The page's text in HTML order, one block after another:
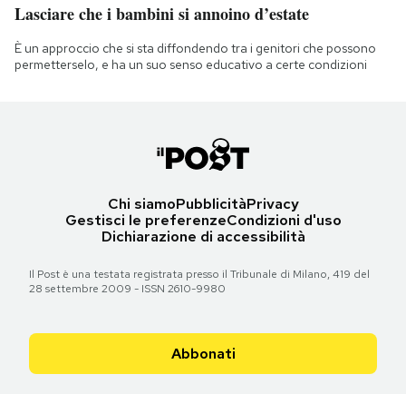
Lasciare che i bambini si annoino d’estate
È un approccio che si sta diffondendo tra i genitori che possono
permetterselo, e ha un suo senso educativo a certe condizioni
Chi siamoPubblicitàPrivacy
Gestisci le preferenzeCondizioni d'uso
Dichiarazione di accessibilità
Il Post è una testata registrata presso il Tribunale di Milano, 419 del
28 settembre 2009 - ISSN 2610-9980
Abbonati